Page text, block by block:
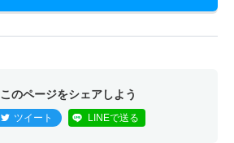
このページをシェアしよう
ツイート LINEで送る